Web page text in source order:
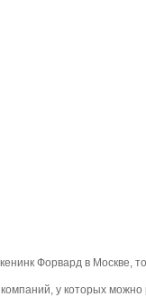
Форвард в Москве,
у которых